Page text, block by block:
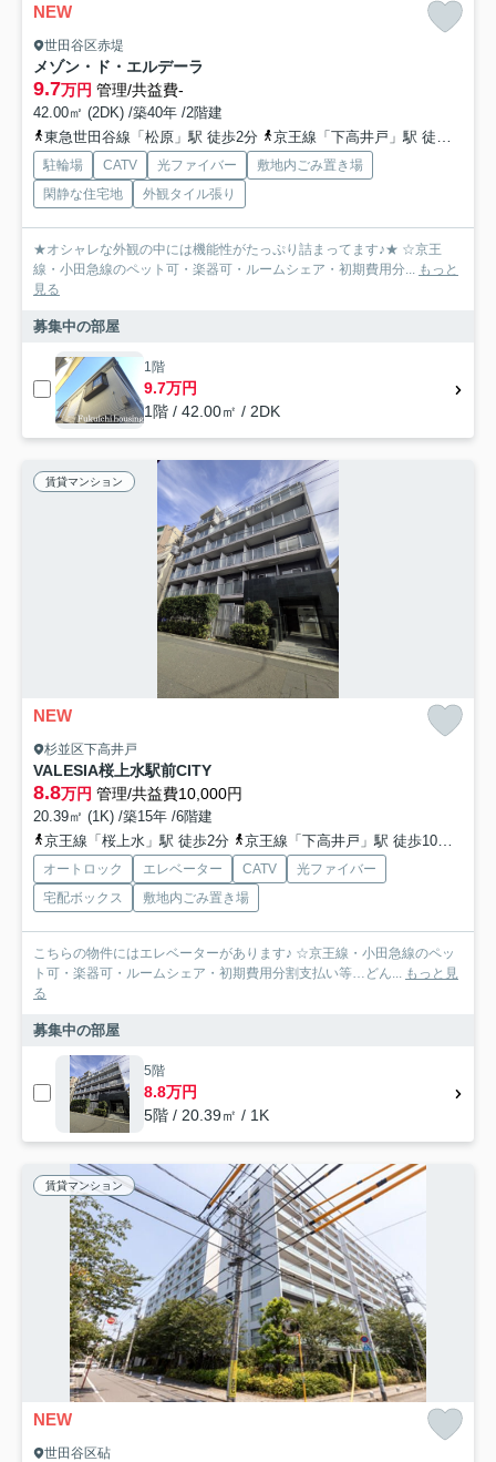
NEW
世田谷区赤堤
メゾン・ド・エルデーラ
9.7万円 管理/共益費-
42.00㎡ (2DK) /築40年 /2階建
東急世田谷線「松原」駅 徒歩2分
京王線「下高井戸」駅 徒歩10分
駐輪場 CATV 光ファイバー
敷地内ごみ置き場
閑静な住宅地
外観タイル張り
★オシャレな外観の中には機能性がたっぷり詰まってます♪★ ☆京王
線・小田急線のペット可・楽器可・ルームシェア・初期費用分...
もっと
見る
募集中の部屋
1階
9.7万円
1階 / 42.00㎡ / 2DK
賃貸マンション
NEW
杉並区下高井戸
VALESIA桜上水駅前CITY
8.8万円 管理/共益費10,000円
20.39㎡ (1K) /築15年 /6階建
京王線「桜上水」駅 徒歩2分
京王線「下高井戸」駅 徒歩10分
オートロック エレベーター CATV
光ファイバー
宅配ボックス
敷地内ごみ置き場
こちらの物件にはエレベーターがあります♪ ☆京王線・小田急線のペッ
ト可・楽器可・ルームシェア・初期費用分割支払い等…どん...
もっと見
る
募集中の部屋
5階
8.8万円
5階 / 20.39㎡ / 1K
賃貸マンション
NEW
世田谷区砧